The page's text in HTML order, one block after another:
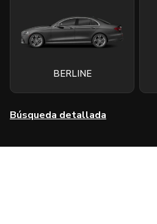
BERLINE
Búsqueda detallada